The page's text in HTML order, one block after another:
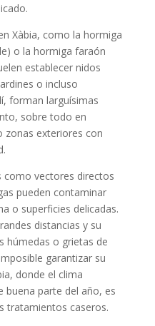
Xàbia, como la hormiga
o la hormiga faraón
establecer nidos
o incluso
forman larguísimas
sobre todo en
zonas exteriores con
como vectores directos
pueden contaminar
o superficies delicadas.
distancias y su
húmedas o grietas de
garantizar su
donde el clima
buena parte del año, es
tratamientos caseros.